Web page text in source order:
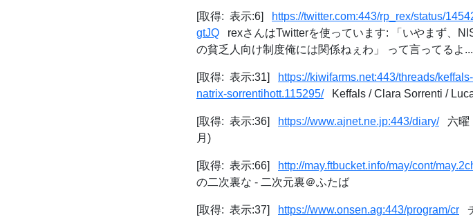
[取得: 表示:6]
https://twitter.com:443/rp_rex/status/
gtJQ rexさんはTwitterを使っています: 「いやまず、
の貧乏人向け制度俺には関係ねぇわ」 って言ってるよ...
[取得: 表示:31]
https://kiwifarms.net:443/threads/
natrix-sorrentihott.115295/Keffals / Clara Sorrenti /
[取得: 表示:36] https://www.ajnet.ne.jp:443/diary/六曜
月)
[取得: 表示:66] http://may.ftbucket.info/may/cont/
の二次裏な - 二次元裏＠ふたば
[取得: 表示:37] https://www.onsen.ag:443/program/cr